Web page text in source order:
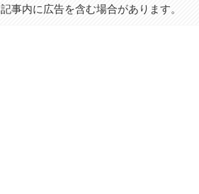
記事内に広告を含む場合があります。